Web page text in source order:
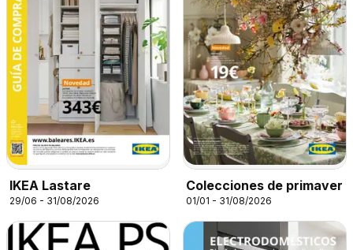
IKEA Lastare
29/06 - 31/08/2026
Colecciones de primaver
01/01 - 31/08/2026